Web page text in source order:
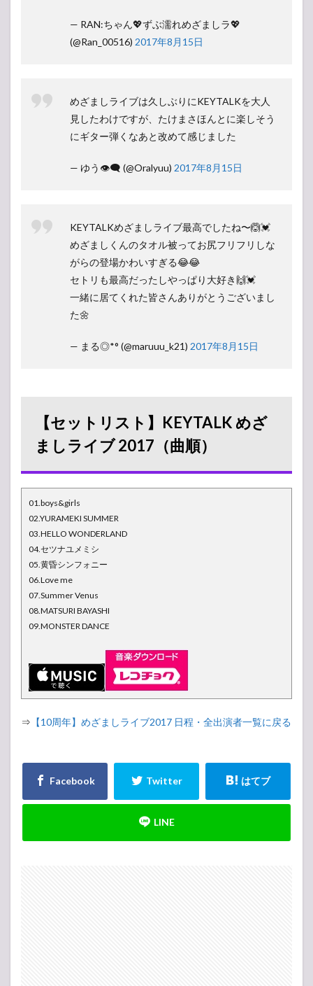
— RAN:ちゃん💖ずぶ濡れめざましラ💖
(@Ran_00516) 2017年8月15日
めざましライブは久しぶりにKEYTALKを大人
見したわけですが、たけまさほんとに楽しそう
にギター弾くなあと改めて感じました
— ゆう👁‍🗨 (@Oralyuu) 2017年8月15日
KEYTALKめざましライブ最高でしたね〜🙆💓
めざましくんのタオル被ってお尻フリフリしな
がらの登場かわいすぎる😂😂
セトリも最高だったしやっぱり大好き🙌💓
一緒に居てくれた皆さんありがとうございまし
た🌼
— まる◎*° (@maruuu_k21) 2017年8月15日
【セットリスト】KEYTALK めざ
ましライブ 2017（曲順）
01.boys&girls
02.YURAMEKI SUMMER
03.HELLO WONDERLAND
04.セツナユメミシ
05.黄昏シンフォニー
06.Love me
07.Summer Venus
08.MATSURI BAYASHI
09.MONSTER DANCE
⇒ 【10周年】めざましライブ2017 日程・全出演者一覧に戻る